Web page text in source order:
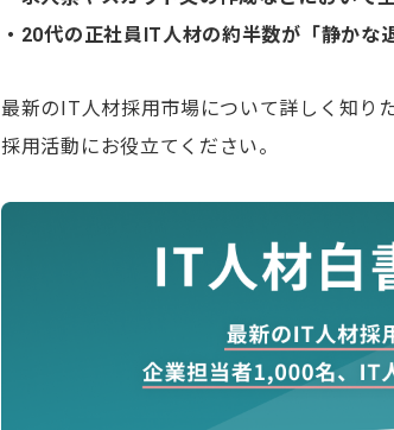
・20代の正社員IT人材の約半数が「静かな
最新のIT人材採用市場について詳しく知り
採用活動にお役立てください。